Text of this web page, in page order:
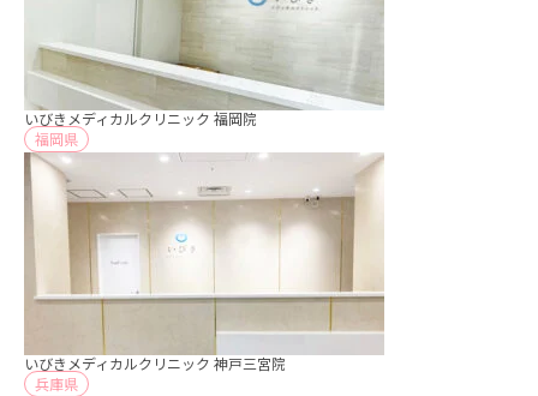
いびきメディカルクリニック 福岡院
福岡県
いびきメディカルクリニック 神戸三宮院
兵庫県